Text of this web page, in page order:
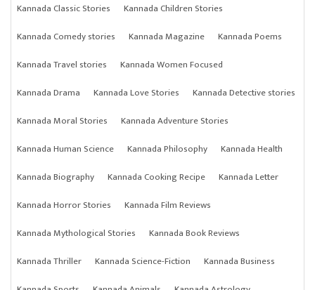
Kannada Classic Stories
Kannada Children Stories
Kannada Comedy stories
Kannada Magazine
Kannada Poems
Kannada Travel stories
Kannada Women Focused
Kannada Drama
Kannada Love Stories
Kannada Detective stories
Kannada Moral Stories
Kannada Adventure Stories
Kannada Human Science
Kannada Philosophy
Kannada Health
Kannada Biography
Kannada Cooking Recipe
Kannada Letter
Kannada Horror Stories
Kannada Film Reviews
Kannada Mythological Stories
Kannada Book Reviews
Kannada Thriller
Kannada Science-Fiction
Kannada Business